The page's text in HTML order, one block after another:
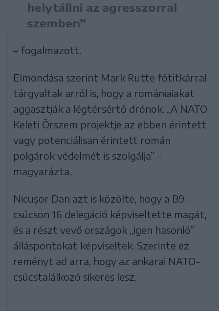
helytállni az agresszorral
szemben”
– fogalmazott.
Elmondása szerint Mark Rutte főtitkárral
tárgyaltak arról is, hogy a romániaiakat
aggasztják a légtérsértő drónok. „A NATO
Keleti Õrszem projektje az ebben érintett
vagy potenciálisan érintett román
polgárok védelmét is szolgálja” –
magyarázta.
Nicușor Dan azt is közölte, hogy a B9-
csúcson 16 delegáció képviseltette magát,
és a részt vevő országok „igen hasonló”
álláspontokat képviseltek. Szerinte ez
reményt ad arra, hogy az ankarai NATO-
csúcstalálkozó sikeres lesz.